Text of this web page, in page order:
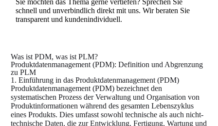
Sie möchten das Thema gerne vertiefen? Sprechen Sie
schnell und unverbindlich direkt mit uns. Wir beraten Sie
transparent und kundenindividuell.
Was ist PDM, was ist PLM?
Produktdatenmanagement (PDM): Definition und Abgrenzung
zu PLM
1. Einführung in das Produktdatenmanagement (PDM)
Produktdatenmanagement (PDM) bezeichnet den
systematischen Prozess der Verwaltung und Organisation von
Produktinformationen während des gesamten Lebenszyklus
eines Produkts. Dies umfasst sowohl technische als auch nicht-
technische Daten, die zur Entwicklung, Fertigung, Wartung und